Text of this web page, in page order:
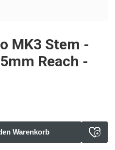
MK3 Stem -
Reach -
Warenkorb